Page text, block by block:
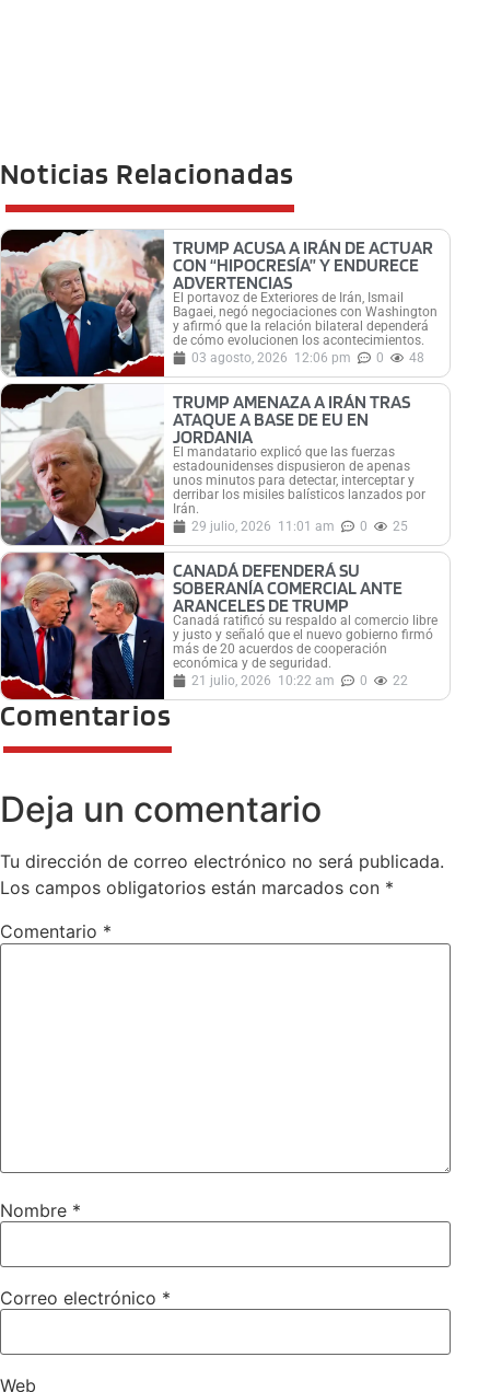
Noticias Relacionadas
TRUMP ACUSA A IRÁN DE ACTUAR
CON “HIPOCRESÍA” Y ENDURECE
ADVERTENCIAS
El portavoz de Exteriores de Irán, Ismail
Bagaei, negó negociaciones con Washington
y afirmó que la relación bilateral dependerá
de cómo evolucionen los acontecimientos.
03 agosto, 2026 12:06 pm 0 48
TRUMP AMENAZA A IRÁN TRAS
ATAQUE A BASE DE EU EN
JORDANIA
El mandatario explicó que las fuerzas
estadounidenses dispusieron de apenas
unos minutos para detectar, interceptar y
derribar los misiles balísticos lanzados por
Irán.
29 julio, 2026 11:01 am 0 25
CANADÁ DEFENDERÁ SU
SOBERANÍA COMERCIAL ANTE
ARANCELES DE TRUMP
Canadá ratificó su respaldo al comercio libre
y justo y señaló que el nuevo gobierno firmó
más de 20 acuerdos de cooperación
económica y de seguridad.
21 julio, 2026 10:22 am 0 22
Comentarios
Deja un comentario
Tu dirección de correo electrónico no será publicada.
Los campos obligatorios están marcados con *
Comentario *
Nombre *
Correo electrónico *
Web